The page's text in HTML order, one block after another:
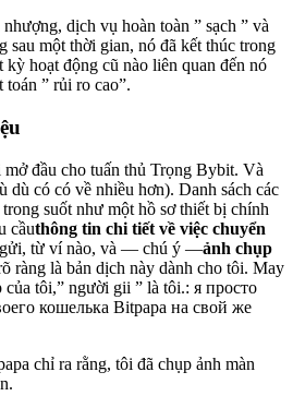
dịch vụ hoàn toàn ” sạch ” và
sau một thời gian, nó đã kết thúc trong
kỳ hoạt động cũ nào liên quan đến nó
toán ” rủi ro cao”.
đầu cho tuấn thủ Trọng Bybit. Và
dù có có về nhiều hơn). Danh sách các
suốt như một hồ sơ thiết bị chính
cầuthông tin chi tiết về việc chuyển
gửi, từ ví nào, và — chú ý —ảnh chụp
ràng là bản dịch này dành cho tôi. May
tôi,” người gii ” là tôi.: я просто
кошелька Bitpapa на свой же
chỉ ra rằng, tôi đã chụp ảnh màn